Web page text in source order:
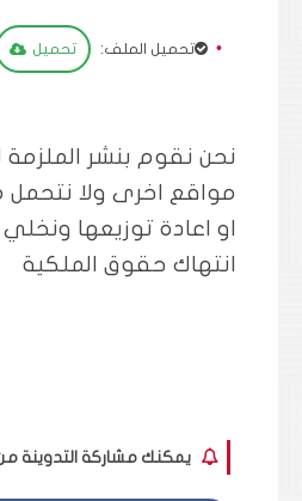
تحميل الملف: تحميل
نحن نقوم بنشر الملزمة
مواقع اخرى ولا
او اعادة توزيعها
انتهاك حقوق الملكية
يمكنك مشاركة التدوينة